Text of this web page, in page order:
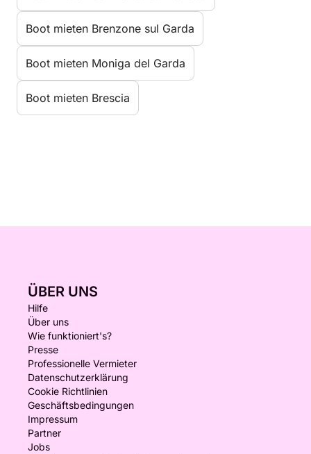
Boot mieten Brenzone sul Garda
Boot mieten Moniga del Garda
Boot mieten Brescia
ÜBER UNS
Hilfe
Über uns
Wie funktioniert's?
Presse
Professionelle Vermieter
Datenschutzerklärung
Cookie Richtlinien
Geschäftsbedingungen
Impressum
Partner
Jobs